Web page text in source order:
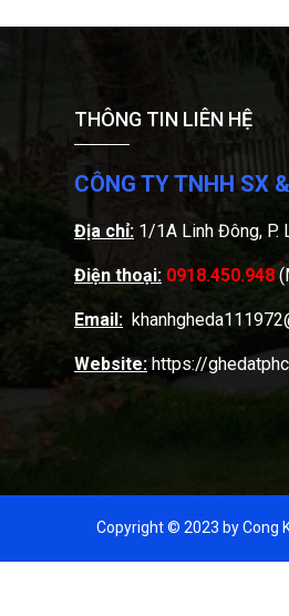
THÔNG TIN LIÊN HỆ
CÔNG TY TNHH SX
Địa chỉ: 1/1A Linh Đông, P.
Điện thoại: 0918.450.948
Email:
Website: https://
Copyright © 2023 by Cong